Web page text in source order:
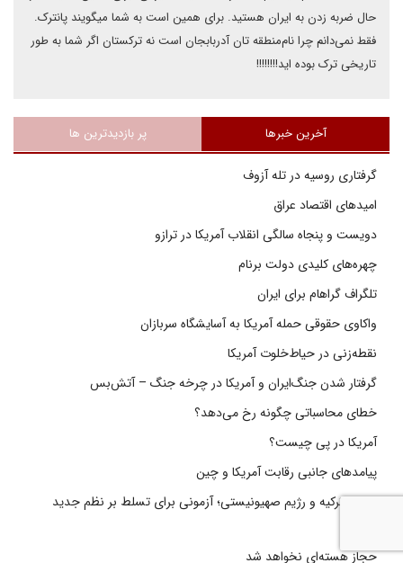
حال ضربه زدن به ایران هستید. برای همین است به شما میگویند پانترک.
فقط نمی‌دانم چرا نام‌منطقه تان آدربابجان است نه ترکستان اگر شما به طور
تاریخی ترک بوده اید!!!!!!!!
آخرین خبرها پر بازدیدترین ها
گرفتاری روسیه در تله آزوف
امیدهای اقتصاد عراق
دویست و پنجاه سالگی انقلاب آمریکا در ترازو
چهره‌های کلیدی دولت برنام
تلگراف گراهام برای ایران
واکاوی حقوقی حمله آمریکا به آسایشگاه سربازان
نقطه‌زنی در حیاط‌خلوت آمریکا
گرفتار شدن جنگ‌ایران و آمریکا در چرخه جنگ – آتش‌بس
خطای محاسباتی چگونه رخ می‌دهد؟
آمریکا در پی چیست؟
پیامدهای جانبی رقابت آمریکا و چین
رقابت ترکیه و رژیم صهیونیستی؛ آزمونی برای تسلط بر نظم جدید
حجاز هسته‌ای نخواهد شد